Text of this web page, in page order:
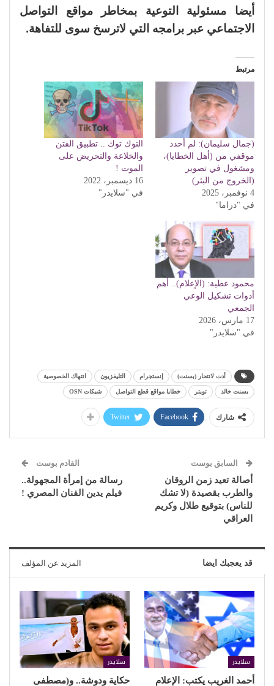
أيضا مسئولية التوعية بمخاطر مواقع التواصل
الاجتماعي عبر برامجه التي لاترسخ سوى للتفاهة.
مرتبط
(جمال سليمان): لم أحدد
موقفي من (أهل الخطايا)،
ومشغول في تصوير
(الخروج من البئر)
4 نوفمبر، 2025
في "دراما"
التوك توك .. تطبيق الفتن
والخلاعة والتحريض على
الموت !
16 ديسمبر، 2022
في "سلايدر"
محمود عطية: (الإعلام).. أهم
أدوات تشكيل الوعي
الجمعي
17 مارس، 2026
في "سلايدر"
أدت لانتحار (بسنت) إنستجرام التليفزيون انتهاك الخصوصية
بسنت خالد تويتر خطايا مواقع قطع التواصل شبكات OSN
شارك Facebook
Twitter
السابق بوست
أصالة تعيد زمن الروقان
والطرب بقصيدة (لا تشك
للناس) بتوقيع طلال وكريم
العراقي
القادم بوست
رسالة من إمرأة المجهولة..
فيلم يدين الفنان المصري !
قد يعجبك ايضا المزيد عن المؤلف
سلايدر
أحمد الغريب يكتب: الإعلام
سلايدر
حكاية ودوشة.. و(مصطفى